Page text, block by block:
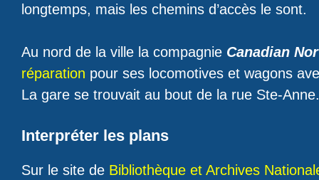
longtemps, mais les chemins d’accès le sont.
Au nord de la ville la compagnie Canadian
réparation pour ses locomotives et wagons
La gare se trouvait au bout de la rue Ste-Anne.
Interpréter les plans
Sur le site de Bibliothèque et Archives